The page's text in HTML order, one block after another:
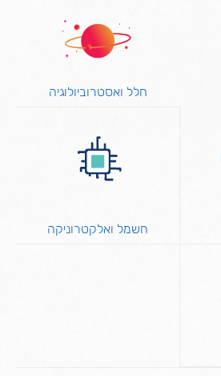
חלל ואסטרוביולוגיה
חשמל ואלקטרוניקה